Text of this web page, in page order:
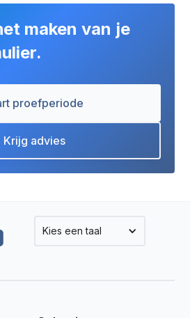
maken van je
proefperiode
Krijg advies
Kies een taal